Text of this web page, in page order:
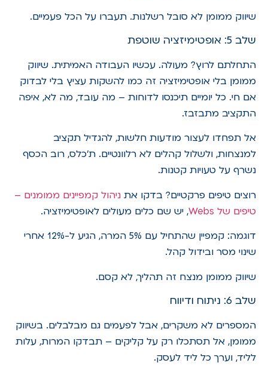
שיווק ממומן לא סובל רשלנות. תעברו על הכל פעמיים.
שלב 5: אופטימיזציה שוטפת
התחלתם לרוץ? מעולה. עכשיו העבודה האמיתית. שיווק
ממומן בלי אופטימיזציה זה כמו להשקות עציץ בלי לבדוק
אם חי. כל יומיים תיכנסו לדוחות – מה עובד, מה לא, איפה
התקציב מתבזבז.
אל תפחדו לעצור מודעות חלשות, להגדיל תקציב
למנצחות, ולשלול קהלים לא רלוונטיים. ת'כלס, רוב הכסף
נשרף על טעויות קטנות.
רוצים טיפים פרקטיים? בדקו את ניהול קמפיינים ממומנים –
טיפים של Webs
, יש שם כלים מעולים לאופטימיזציה.
דוגמה: קמפיין שהתחיל עם 5% המרה, הגיע ל-12% אחרי
שינוי מסר ובידול קהל.
שיווק ממומן מנצח זה תהליך, לא קסם.
שלב 6: ניתוח ודיווח
המספרים לא משקרים, אבל לפעמים גם מבלבלים. בשיווק
ממומן, אל תסתכלו רק על קליקים – תבדקו המרות, עלות
לליד, וערך כל ליד לעסק.